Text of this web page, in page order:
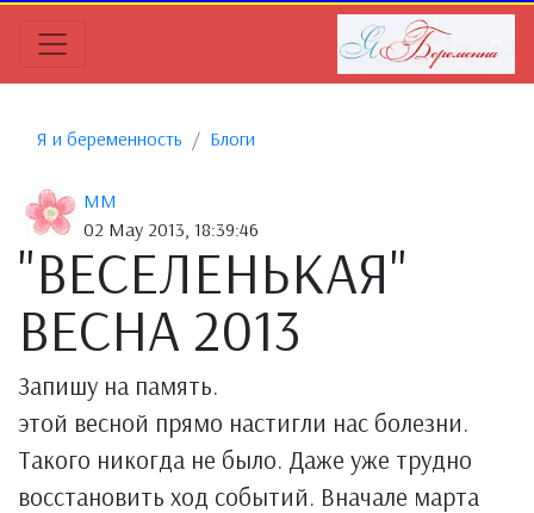
Я и беременность Блоги
MM
02 May 2013, 18:39:46
"ВЕСЕЛЕНЬКАЯ"
ВЕСНА 2013
Запишу на память.
этой весной прямо настигли нас болезни.
Такого никогда не было. Даже уже трудно
восстановить ход событий. Вначале марта